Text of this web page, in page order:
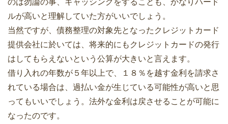
のは勿論の事、キャッシングをすることも、かなりハード
ルが高いと理解していた方がいいでしょう。
当然ですが、債務整理の対象先となったクレジットカード
提供会社に於いては、将来的にもクレジットカードの発行
はしてもらえないという公算が大きいと言えます。
借り入れの年数が５年以上で、１８％を越す金利を請求さ
れている場合は、過払い金が生じている可能性が高いと思
ってもいいでしょう。法外な金利は戻させることが可能に
なったのです。